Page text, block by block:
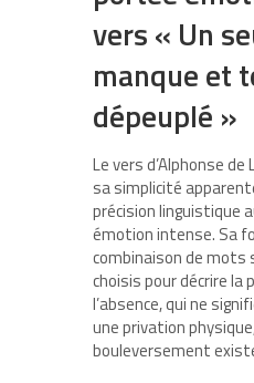
vers « Un
manque et
dépeuplé »
Le vers d’Alphonse
sa simplicité
précision linguistique
émotion intense. Sa
combinaison de mots
choisis pour décrire la
l’absence, qui ne
une privation
bouleversement